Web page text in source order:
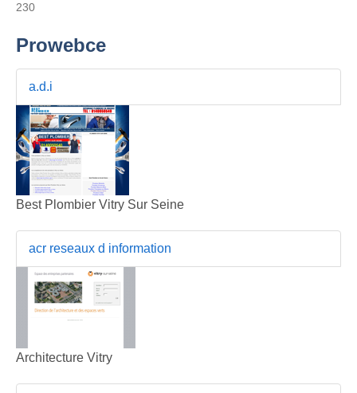
230
Prowebce
a.d.i
Best Plombier Vitry Sur Seine
acr reseaux d information
Architecture Vitry